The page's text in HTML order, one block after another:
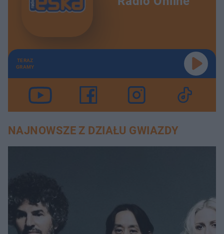
TERAZ
GRAMY
NAJNOWSZE Z DZIAŁU GWIAZDY